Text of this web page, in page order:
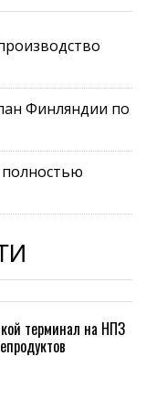
Финляндии по
терминал на НПЗ